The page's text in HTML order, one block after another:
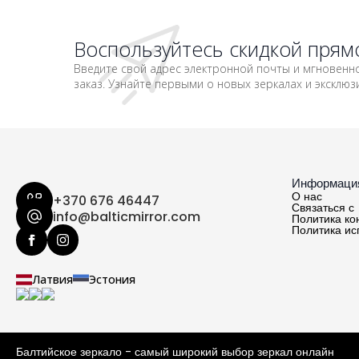
Воспользуйтесь скидкой
Введите свой адрес электронной почты и
заказ. Узнайте первыми о новых зеркалах и
+370 676 46447
info@balticmirror.com
Латвия Эстония
О нас
Связаться с
Политика
Политика
Балтийское зеркало - самый широкий выбор зеркал онлайн